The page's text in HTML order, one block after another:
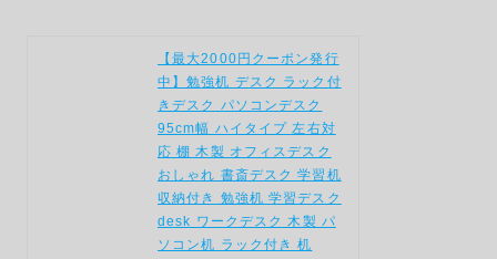
【最大2000円クーポン発行
中】勉強机 デスク ラック付
きデスク パソコンデスク
95cm幅 ハイタイプ 左右対
応 棚 木製 オフィスデスク
おしゃれ 書斎デスク 学習机
収納付き 勉強机 学習デスク
desk ワークデスク 木製 パ
ソコン机 ラック付き 机